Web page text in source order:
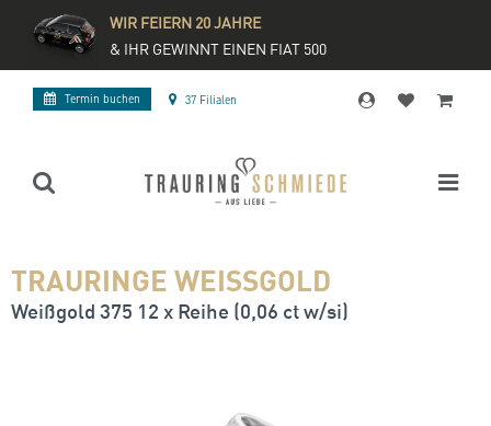
WIR FEIERN 20 JAHRE
& IHR GEWINNT EINEN FIAT 500
Termin buchen 37 Filialen
TRAURINGE WEISSGOLD
Weißgold 375 12 x Reihe (0,06 ct w/si)